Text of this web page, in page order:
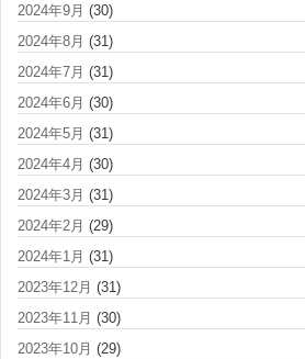
2024年9月 (30)
2024年8月 (31)
2024年7月 (31)
2024年6月 (30)
2024年5月 (31)
2024年4月 (30)
2024年3月 (31)
2024年2月 (29)
2024年1月 (31)
2023年12月 (31)
2023年11月 (30)
2023年10月 (29)